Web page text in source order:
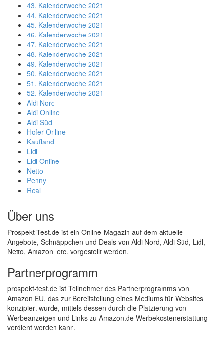
43. Kalenderwoche 2021
44. Kalenderwoche 2021
45. Kalenderwoche 2021
46. Kalenderwoche 2021
47. Kalenderwoche 2021
48. Kalenderwoche 2021
49. Kalenderwoche 2021
50. Kalenderwoche 2021
51. Kalenderwoche 2021
52. Kalenderwoche 2021
Aldi Nord
Aldi Online
Aldi Süd
Hofer Online
Kaufland
Lidl
Lidl Online
Netto
Penny
Real
Über uns
Prospekt-Test.de ist ein Online-Magazin auf dem aktuelle
Angebote, Schnäppchen und Deals von Aldi Nord, Aldi Süd, Lidl,
Netto, Amazon, etc. vorgestellt werden.
Partnerprogramm
prospekt-test.de ist Teilnehmer des Partnerprogramms von
Amazon EU, das zur Bereitstellung eines Mediums für Websites
konzipiert wurde, mittels dessen durch die Platzierung von
Werbeanzeigen und Links zu Amazon.de Werbekostenerstattung
verdient werden kann.